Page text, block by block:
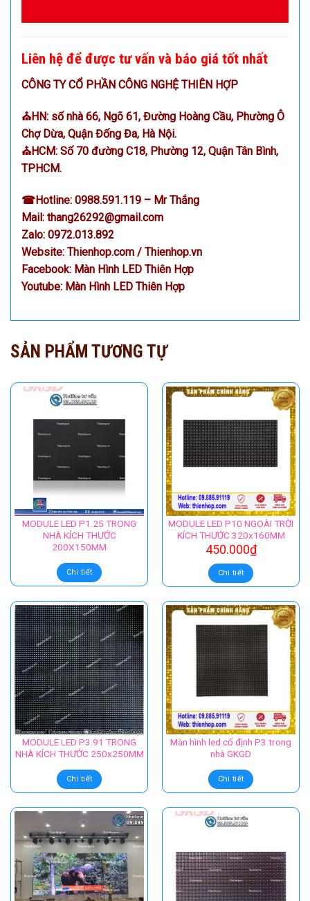
Liên hệ để được tư vấn và báo giá tốt nhất
CÔNG TY CỔ PHẦN CÔNG NGHỆ THIÊN HỢP
⛪HN: số nhà 66, Ngõ 61, Đường Hoàng Cầu, Phường Ô
Chợ Dừa, Quận Đống Đa, Hà Nội.
⛪HCM: Số 70 đường C18, Phường 12, Quận Tân Bình,
TPHCM.
☎Hotline: 0988.591.119 – Mr Thắng
Mail: thang26292@gmail.com
Zalo: 0972.013.892
Website: Thienhop.com / Thienhop.vn
Facebook: Màn Hình LED Thiên Hợp
Youtube: Màn Hình LED Thiên Hợp
SẢN PHẨM TƯƠNG TỰ
MODULE LED P1.25 TRONG
NHÀ KÍCH THƯỚC
200X150MM
Chi tiết
MODULE LED P10 NGOÀI TRỜI
KÍCH THƯỚC 320x160MM
450.000₫
Chi tiết
MODULE LED P3.91 TRONG
NHÀ KÍCH THƯỚC 250x250MM
Chi tiết
Màn hình led cố định P3 trong
nhà GKGD
Chi tiết